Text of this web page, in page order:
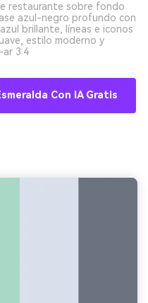
restaurante sobre fondo
azul-negro profundo con
brillante, líneas e iconos
estilo moderno y
3:4
Con IA Gratis